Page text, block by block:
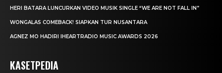
HERI BATARA LUNCURKAN VIDEO MUSIK SINGLE “WE ARE NOT FALL IN”
WONGALAS COMEBACK! SIAPKAN TUR NUSANTARA
AGNEZ MO HADIRI IHEARTRADIO MUSIC AWARDS 2026
KASETPEDIA